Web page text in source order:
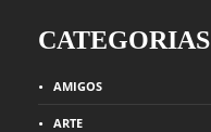
CATEGORIAS
AMIGOS
ARTE